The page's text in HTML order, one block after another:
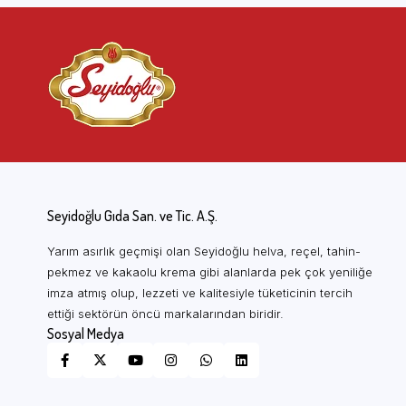
Ortalama bir kaşık (yaklaşık 20 gr) şeftali reçeli 50–55 kcal
değişkenlik gösterebilir. Kesin besin değerleri için kavanoz
Şeftali reçeli ile hangi reçeller birbirinin yerine
Oteller ve kahvaltı büfeleri için toplu şeftali reçeli
Evet. HORECA ve catering segmentine özel toplu alım
geçebilirsiniz. Seyidoğlu olarak otel kahvaltı büfelerine,
Seyidoğlu Gıda San. ve Tic. A.Ş.
Yarım asırlık geçmişi olan Seyidoğlu helva, reçel, tahin-
pekmez ve kakaolu krema gibi alanlarda pek çok yeniliğe
imza atmış olup, lezzeti ve kalitesiyle tüketicinin tercih
ettiği sektörün öncü markalarından biridir.
Sosyal Medya